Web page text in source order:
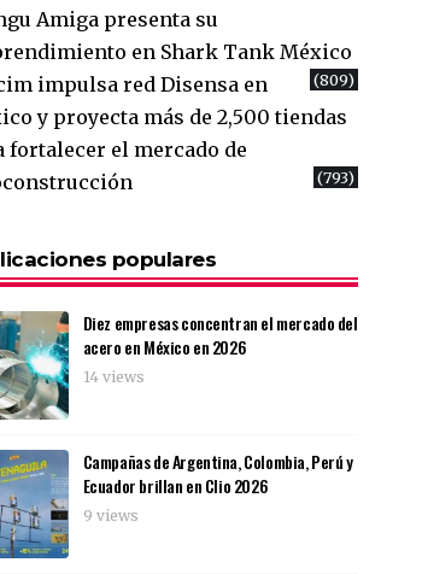
Amiga presenta su
en Shark Tank México
(809)
impulsa red Disensa en
y proyecta más de 2,500 tiendas
fortalecer el mercado de
(793)
populares
Diez empresas concentran el mercado del
acero en México en 2026
14 views
Campañas de Argentina, Colombia, Perú y
Ecuador brillan en Clio 2026
9 views